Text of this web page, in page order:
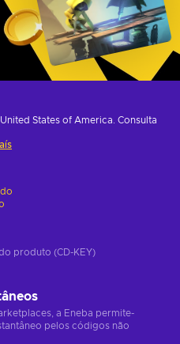
States of America. Consulta
produto (CD-KEY)
a Eneba permite-
pelos códigos não